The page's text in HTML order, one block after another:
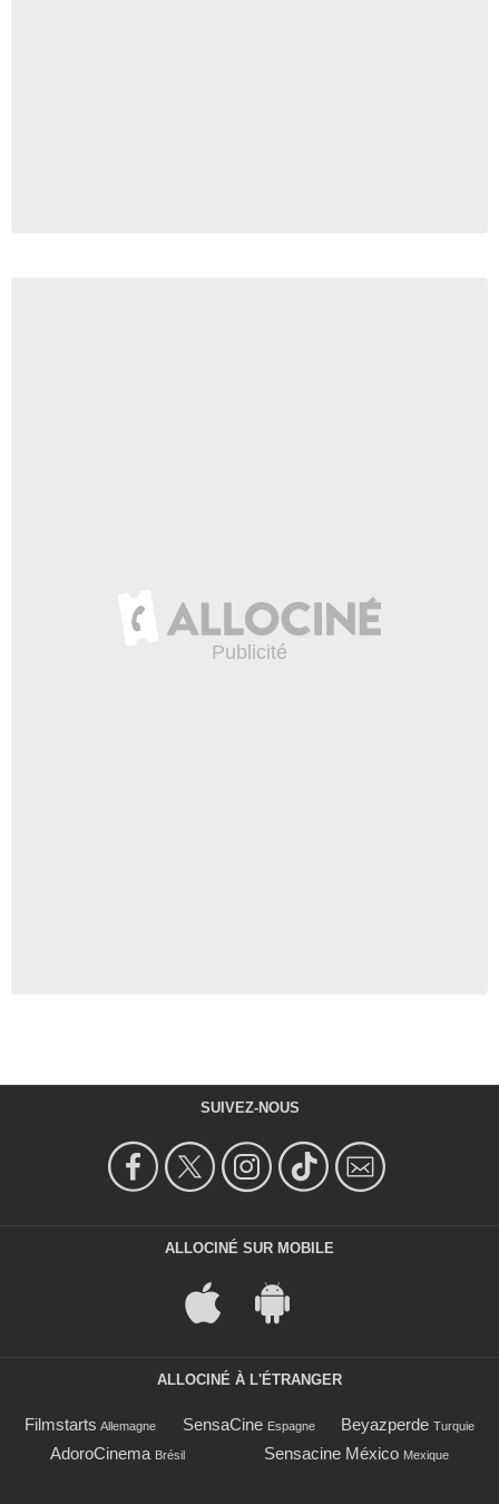
SUIVEZ-NOUS
ALLOCINÉ SUR MOBILE
ALLOCINÉ À L'ÉTRANGER
Filmstarts Allemagne SensaCine Espagne Beyazperde Turquie
AdoroCinema Brésil Sensacine México Mexique